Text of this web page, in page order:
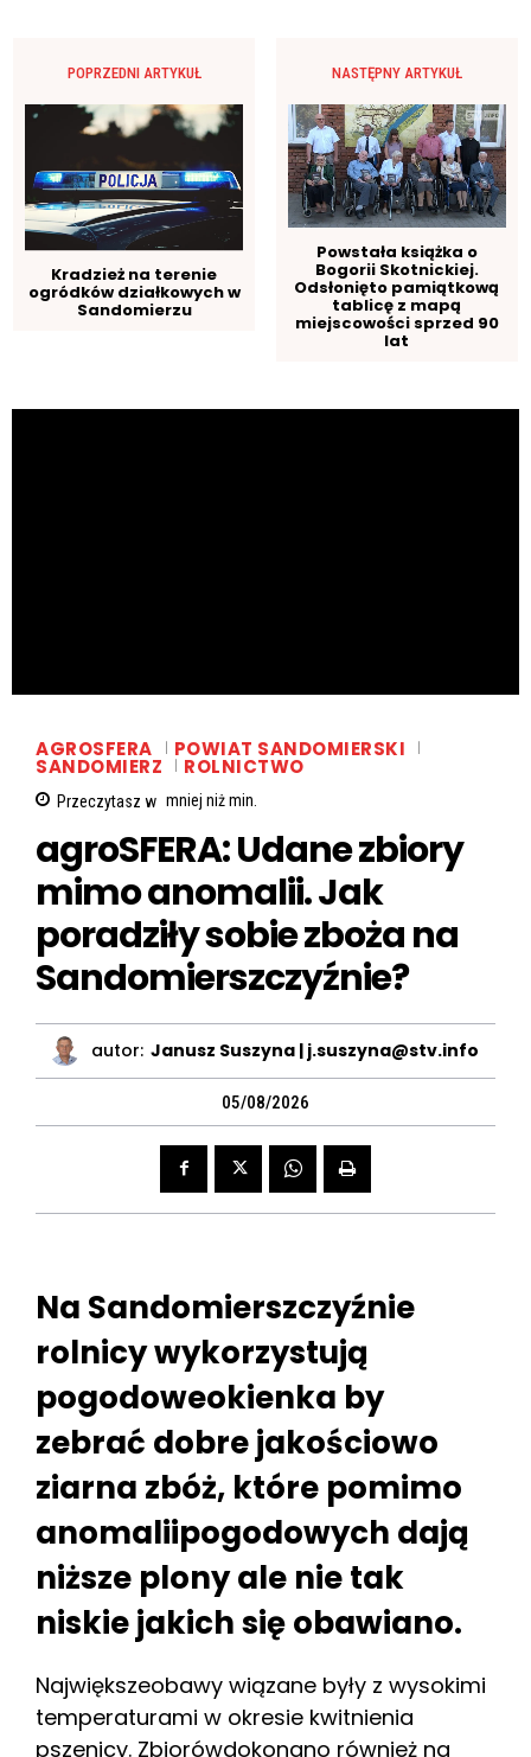
POPRZEDNI ARTYKUŁ
Kradzież na terenie
ogródków działkowych w
Sandomierzu
NASTĘPNY ARTYKUŁ
Powstała książka o
Bogorii Skotnickiej.
Odsłonięto pamiątkową
tablicę z mapą
miejscowości sprzed 90
lat